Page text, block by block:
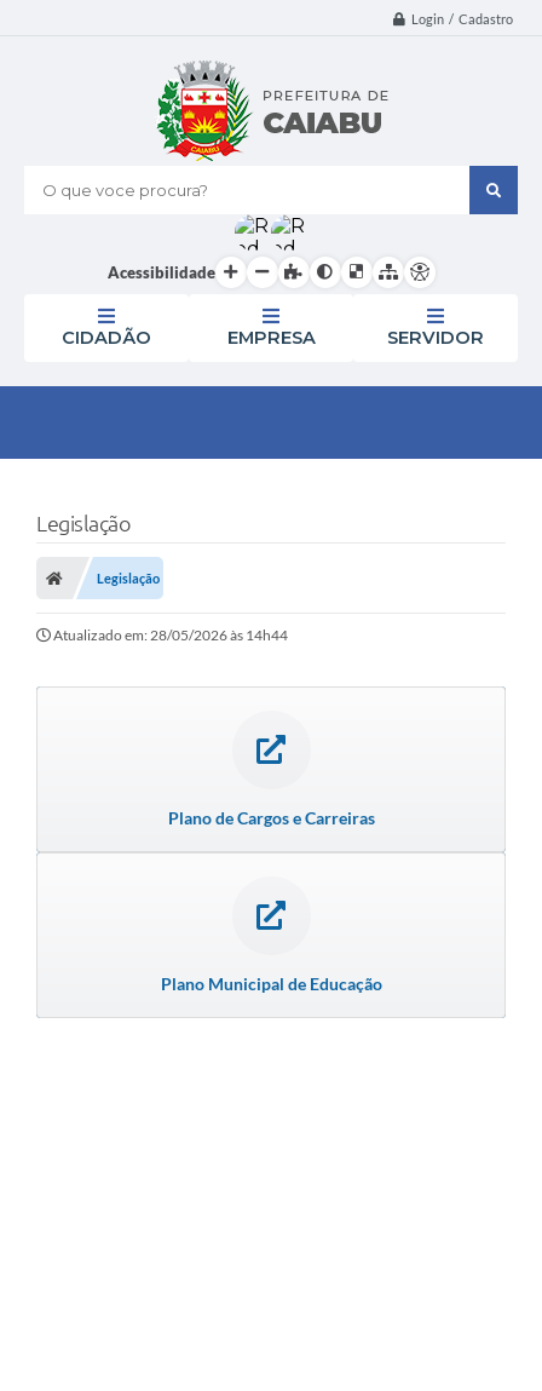
Login / Cadastro
O que voce procura?
Acessibilidade
CIDADÃO EMPRESA SERVIDOR
Legislação
Legislação
Atualizado em: 28/05/2026 às 14h44
Plano de Cargos e Carreiras
Plano Municipal de Educação